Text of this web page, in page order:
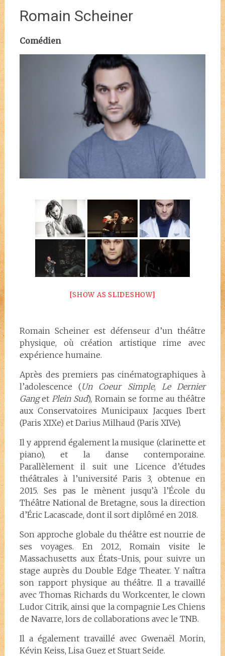
Romain Scheiner
Comédien
[SHOW AS SLIDESHOW]
Romain Scheiner est défenseur d’un théâtre
physique, où création artistique rime avec
expérience humaine.
Après des premiers pas cinématographiques à
l’adolescence (Un Coeur Simple,
Le Dernier
Ganget Plein Sud), Romain se forme au théâtre
aux Conservatoires Municipaux Jacques Ibert
(Paris XIXe) et Darius Milhaud (Paris XIVe).
Il y apprend également la musique (clarinette et
piano), et la danse contemporaine.
Parallèlement il suit une Licence d’études
théâtrales à l’université Paris 3, obtenue en
2015. Ses pas le mènent jusqu’à l’École du
Théâtre National de Bretagne, sous la direction
d’Éric Lacascade, dont il sort diplômé en 2018.
Son approche globale du théâtre est nourrie de
ses voyages. En 2012, Romain visite le
Massachusetts aux États-Unis, pour suivre un
stage auprès du Double Edge Theater. Y naîtra
son rapport physique au théâtre. Il a travaillé
avec Thomas Richards du Workcenter, le clown
Ludor Citrik, ainsi que la compagnie Les Chiens
de Navarre, lors de collaborations avec le TNB.
Il a également travaillé avec Gwenaël Morin,
Kévin Keiss, Lisa Guez et Stuart Seide.